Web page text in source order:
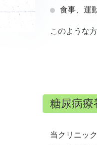
食事、運
このような
糖尿病療
当クリニッ